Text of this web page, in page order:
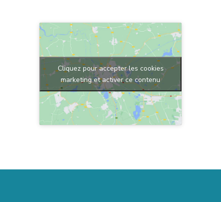
Cliquez pour accepter les cookies
marketing et activer ce contenu